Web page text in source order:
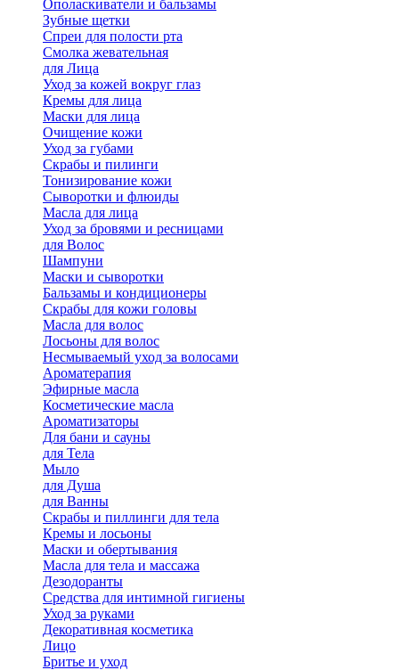
Ополаскиватели и бальзамы
Зубные щетки
Спреи для полости рта
Смолка жевательная
для Лица
Уход за кожей вокруг глаз
Кремы для лица
Маски для лица
Очищение кожи
Уход за губами
Скрабы и пилинги
Тонизирование кожи
Сыворотки и флюиды
Масла для лица
Уход за бровями и ресницами
для Волос
Шампуни
Маски и сыворотки
Бальзамы и кондиционеры
Скрабы для кожи головы
Масла для волос
Лосьоны для волос
Несмываемый уход за волосами
Ароматерапия
Эфирные масла
Косметические масла
Ароматизаторы
Для бани и сауны
для Тела
Мыло
для Душа
для Ванны
Скрабы и пиллинги для тела
Кремы и лосьоны
Маски и обертывания
Масла для тела и массажа
Дезодоранты
Средства для интимной гигиены
Уход за руками
Декоративная косметика
Лицо
Бритье и уход